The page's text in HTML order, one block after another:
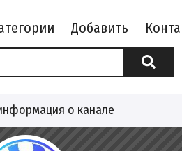
Добавить
о канале